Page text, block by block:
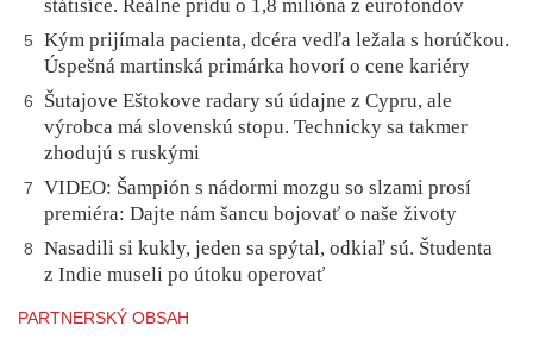
státisíce. Reálne prídu o 1,8 milióna z eurofondov
5
Kým prijímala pacienta, dcéra vedľa ležala s horúčkou.
Úspešná martinská primárka hovorí o cene kariéry
6
Šutajove Eštokove radary sú údajne z Cypru, ale
výrobca má slovenskú stopu. Technicky sa takmer
zhodujú s ruskými
7
VIDEO: Šampión s nádormi mozgu so slzami prosí
premiéra: Dajte nám šancu bojovať o naše životy
8
Nasadili si kukly, jeden sa spýtal, odkiaľ sú. Študenta
z Indie museli po útoku operovať
PARTNERSKÝ OBSAH